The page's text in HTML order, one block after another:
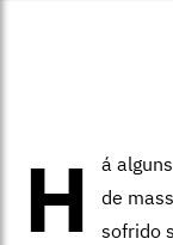
H
á
de
sofrido